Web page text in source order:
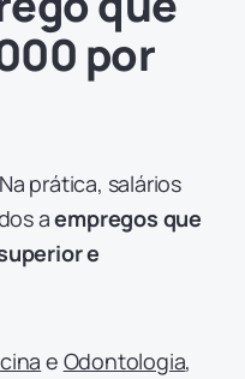
por
prática, salários
aempregos que
e
e Odontologia,